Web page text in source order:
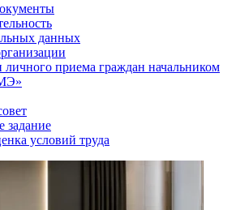
данных
личного приема граждан начальником
задание
условий труда